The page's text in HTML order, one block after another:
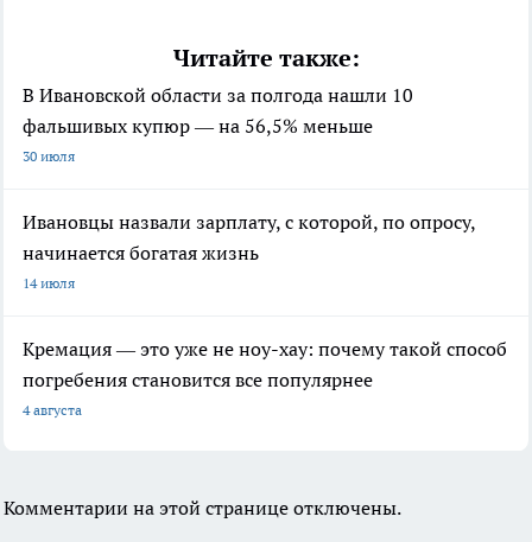
Читайте также:
В Ивановской области за полгода нашли 10
фальшивых купюр — на 56,5% меньше
30 июля
Ивановцы назвали зарплату, с которой, по опросу,
начинается богатая жизнь
14 июля
Кремация — это уже не ноу-хау: почему такой способ
погребения становится все популярнее
4 августа
Комментарии на этой странице отключены.